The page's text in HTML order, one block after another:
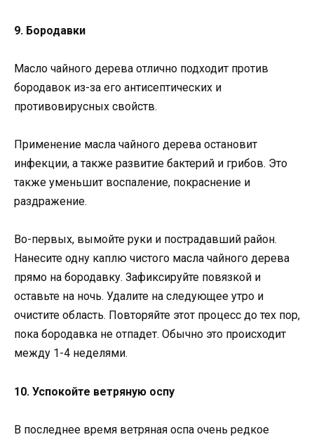
9. Бородавки
Масло чайного дерева отлично подходит против
бородавок из-за его антисептических и
противовирусных свойств.
Применение масла чайного дерева остановит
инфекции, а также развитие бактерий и грибов. Это
также уменьшит воспаление, покраснение и
раздражение.
Во-первых, вымойте руки и пострадавший район.
Нанесите одну каплю чистого масла чайного дерева
прямо на бородавку. Зафиксируйте повязкой и
оставьте на ночь. Удалите на следующее утро и
очистите область. Повторяйте этот процесс до тех пор,
пока бородавка не отпадет. Обычно это происходит
между 1-4 неделями.
10. Успокойте ветряную оспу
В последнее время ветряная оспа очень редкое